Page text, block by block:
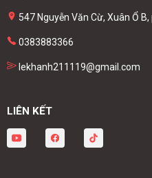
547 Nguyễn Văn Cừ, Xuân Ổ
0383883366
lekhanh211119@gmail.com
LIÊN KẾT